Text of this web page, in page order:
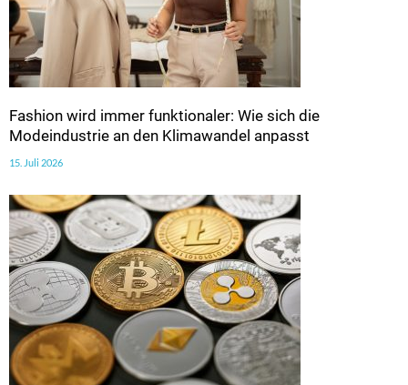
Fashion wird immer funktionaler: Wie sich die
Modeindustrie an den Klimawandel anpasst
15. Juli 2026